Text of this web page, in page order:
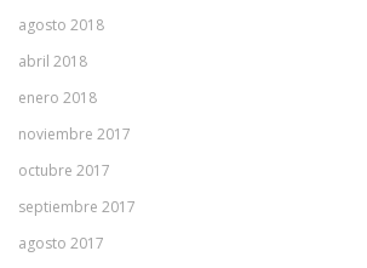
agosto 2018
abril 2018
enero 2018
noviembre 2017
octubre 2017
septiembre 2017
agosto 2017